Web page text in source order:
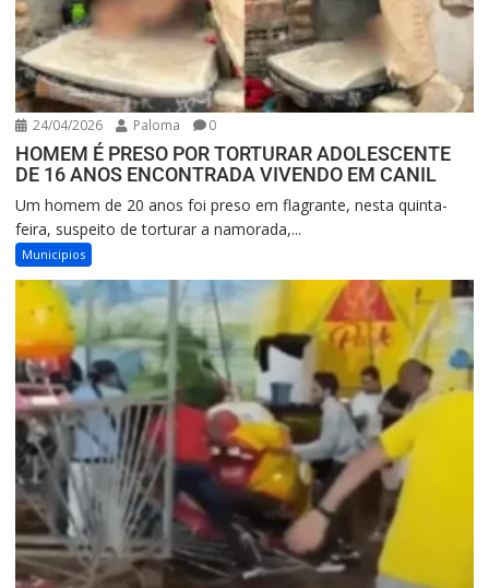
24/04/2026 Paloma 0
HOMEM É PRESO POR TORTURAR ADOLESCENTE
DE 16 ANOS ENCONTRADA VIVENDO EM CANIL
Um homem de 20 anos foi preso em flagrante, nesta quinta-
feira, suspeito de torturar a namorada,...
Municipios